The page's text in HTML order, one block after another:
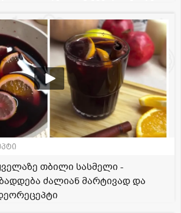
თბილი სასმელი -
ძალიან მარტივად და